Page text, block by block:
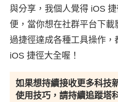
與分享，我個人覺得 iOS
便，當你想在社群平台下載
過捷徑達成各種工具操作，
iOS 捷徑大全喔！
如果想持續接收更多科技
使用技巧，請持續追蹤塔